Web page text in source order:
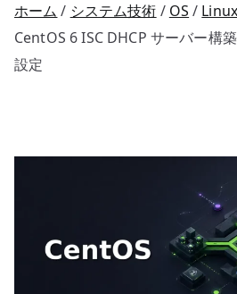
ホーム システム技術 OS Linux
CentOS 6 ISC DHCP サーバー構
設定